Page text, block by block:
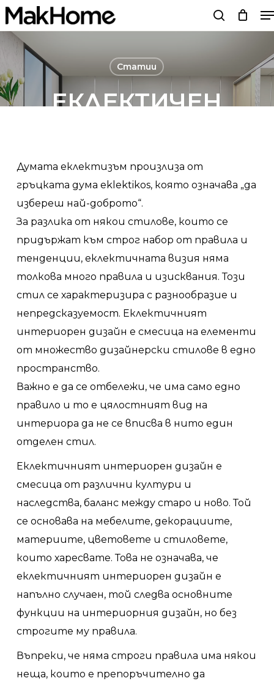
Skip
to
main
content
Статии
ЕКЛЕКТИЧЕН
ДИЗАЙН
ByМебели MakHome 07/01/22 No Comments
Думата еклектизъм произлиза от
гръцката дума eklektikos, която означава „да
избереш най-доброто“.
За разлика от някои стилове, които се
придържат към строг набор от правила и
тенденции, еклектичната визия няма
толкова много правила и изисквания. Този
стил се характеризира с разнообразие и
непредсказуемост. Еклектичният
интериорен дизайн е смесица на елементи
от множество дизайнерски стилове в едно
пространство.
Важно е да се отбележи, че има само едно
правило и то е цялостният вид на
интериора да не се вписва в нито един
отделен стил.
Еклектичният интериорен дизайн е
смесица от различни култури и
наследства, баланс между старо и ново. Той
се основава на мебелите, декорациите,
материите, цветовете и стиловете,
които харесвате. Това не означава, че
еклектичният интериорен дизайн е
напълно случаен, той следва основните
функции на интериорния дизайн, но без
строгите му правила.
Въпреки, че няма строги правила има някои
неща, които е препоръчително да